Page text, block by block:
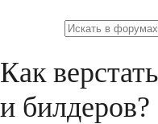
Поиск:
Как
и билдеров?